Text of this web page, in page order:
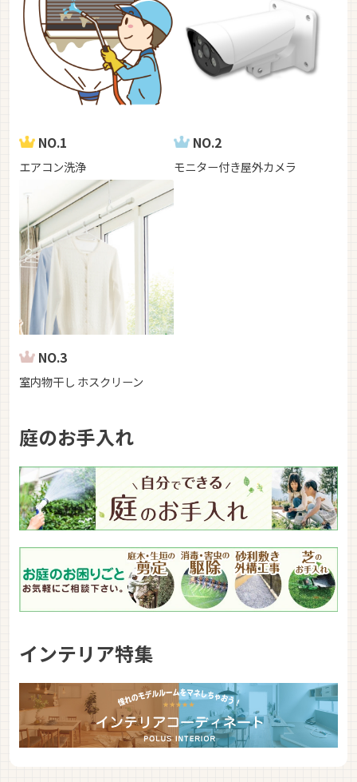
NO.1
エアコン洗浄
NO.2
モニター付き屋外カメラ
NO.3
室内物干し ホスクリーン
庭のお手入れ
インテリア特集